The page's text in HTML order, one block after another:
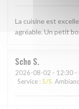
La cuisine est
agréable. Un petit
Scho S
2026-08-02 - 12:30 -
Service : 5/5